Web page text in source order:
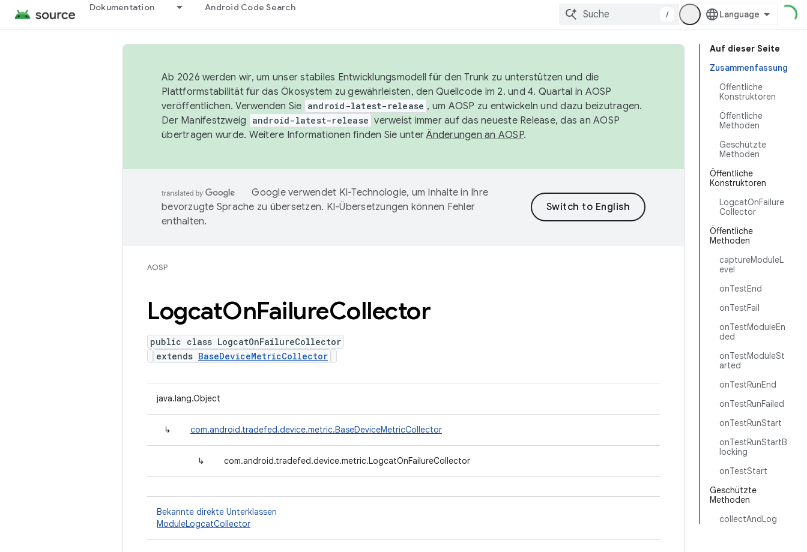
Dokumentation Android Code Search
/
Auf dieser Seite
Zusammenfassung
Öffentliche
Konstruktoren
Öffentliche
Methoden
Geschützte
Methoden
Öffentliche
Konstruktoren
LogcatOnFailure
Collector
Öffentliche
Methoden
captureModuleL
evel
onTestEnd
onTestFail
onTestModuleEn
ded
onTestModuleSt
arted
onTestRunEnd
onTestRunFailed
onTestRunStart
onTestRunStartB
locking
onTestStart
Geschützte
Methoden
collectAndLog
Ab 2026 werden wir, um unser stabiles Entwicklungsmodell für den Trunk zu unterstützen und die
Plattformstabilität für das Ökosystem zu gewährleisten, den Quellcode im 2. und 4. Quartal in AOSP
veröffentlichen. Verwenden Sie android-latest-release , um AOSP zu entwickeln und dazu beizutragen.
Der Manifestzweig
android-latest-release verweist immer auf das neueste Release, das an AOSP
übertragen wurde. Weitere Informationen finden Sie unterÄnderungen an AOSP.
Google verwendet KI-Technologie, um Inhalte in Ihre
bevorzugte Sprache zu übersetzen. KI-Übersetzungen können Fehler
enthalten.
AOSP
LogcatOnFailureCollector
public class LogcatOnFailureCollector
extends BaseDeviceMetricCollector
java.lang.Object
↳ com.android.tradefed.device.metric.BaseDeviceMetricCollector
↳ com.android.tradefed.device.metric.LogcatOnFailureCollector
Bekannte direkte Unterklassen
ModuleLogcatCollector